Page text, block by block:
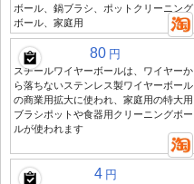
ボール、鍋ブラシ、ポットクリーニング
ボール、家庭用
80 円
スチールワイヤーボールは、ワイヤーか
ら落ちないステンレス製ワイヤーボール
の商業用拡大に使われ、家庭用の特大用
ブラシポットや食器用クリーニングボー
ルが使われます
4 円